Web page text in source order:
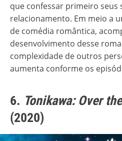
que confessar primeiro
relacionamento. Em meio a
de comédia romântica,
desenvolvimento desse
complexidade de outros
aumenta conforme os
6. Tonikawa: Over
(2020)